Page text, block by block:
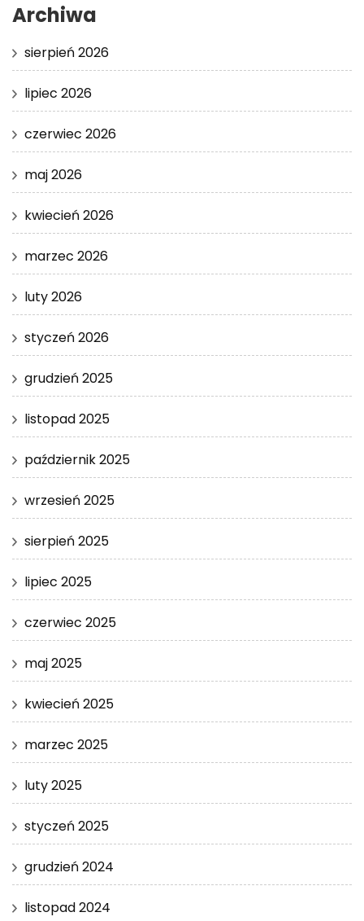
Archiwa
sierpień 2026
lipiec 2026
czerwiec 2026
maj 2026
kwiecień 2026
marzec 2026
luty 2026
styczeń 2026
grudzień 2025
listopad 2025
październik 2025
wrzesień 2025
sierpień 2025
lipiec 2025
czerwiec 2025
maj 2025
kwiecień 2025
marzec 2025
luty 2025
styczeń 2025
grudzień 2024
listopad 2024